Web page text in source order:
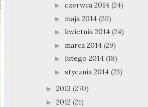
► czerwca 2014 (24)
► maja 2014 (20)
► kwietnia 2014 (24)
► marca 2014 (29)
► lutego 2014 (18)
► stycznia 2014 (23)
► 2013 (270)
► 2012 (21)